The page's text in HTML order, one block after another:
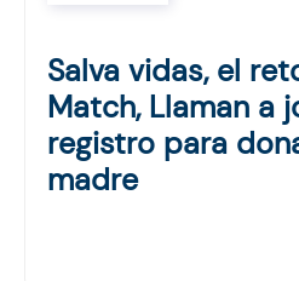
Salva vidas, el
Match, Llaman a
registro para
madre